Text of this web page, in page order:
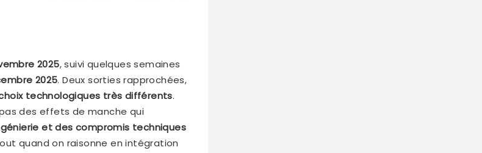
2025, suivi quelques semaines
2025. Deux sorties rapprochées,
technologiques très différents.
des effets de manche qui
et des compromis techniques
quand on raisonne en intégration